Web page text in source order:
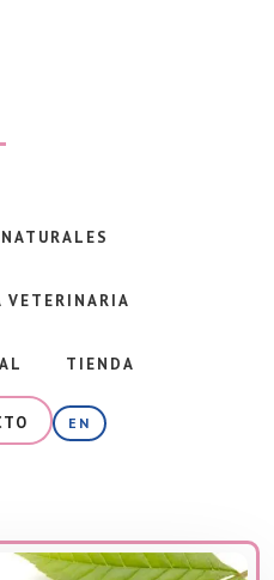
VETERINARIA
TIENDA
EN